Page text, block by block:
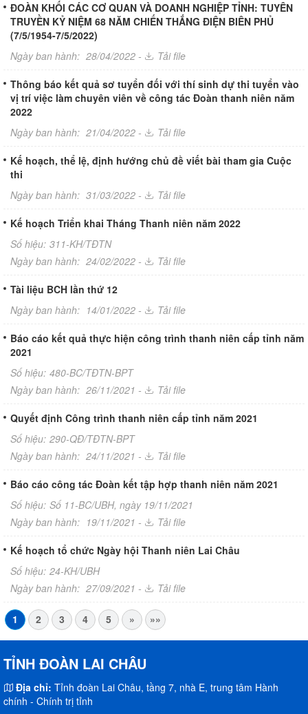
ĐOÀN KHỐI CÁC CƠ QUAN VÀ DOANH NGHIỆP TỈNH: TUYÊN
TRUYỀN KỶ NIỆM 68 NĂM CHIẾN THẮNG ĐIỆN BIÊN PHỦ
(7/5/1954-7/5/2022)
Ngày ban hành: 28/04/2022 - Tải file
Thông báo kết quả sơ tuyển đối với thí sinh dự thi tuyển vào
vị trí việc làm chuyên viên về công tác Đoàn thanh niên năm
2022
Ngày ban hành: 21/04/2022 - Tải file
Kế hoạch, thể lệ, định hướng chủ đề viết bài tham gia Cuộc
thi
Ngày ban hành: 31/03/2022 - Tải file
Kế hoạch Triển khai Tháng Thanh niên năm 2022
Số hiệu: 311-KH/TĐTN
Ngày ban hành: 24/02/2022 - Tải file
Tài liệu BCH lần thứ 12
Ngày ban hành: 14/01/2022 - Tải file
Báo cáo kết quả thực hiện công trình thanh niên cấp tỉnh năm
2021
Số hiệu: 480-BC/TĐTN-BPT
Ngày ban hành: 26/11/2021 - Tải file
Quyết định Công trình thanh niên cấp tỉnh năm 2021
Số hiệu: 290-QĐ/TĐTN-BPT
Ngày ban hành: 24/11/2021 - Tải file
Báo cáo công tác Đoàn kết tập hợp thanh niên năm 2021
Số hiệu: Số 11-BC/UBH, ngày 19/11/2021
Ngày ban hành: 19/11/2021 - Tải file
Kế hoạch tổ chức Ngày hội Thanh niên Lai Châu
Số hiệu: 24-KH/UBH
Ngày ban hành: 27/09/2021 - Tải file
1 2 3 4 5 » »»
TỈNH ĐOÀN LAI CHÂU
Địa chỉ: Tỉnh đoàn Lai Châu, tầng 7, nhà E, trung tâm Hành
chính - Chính trị tỉnh